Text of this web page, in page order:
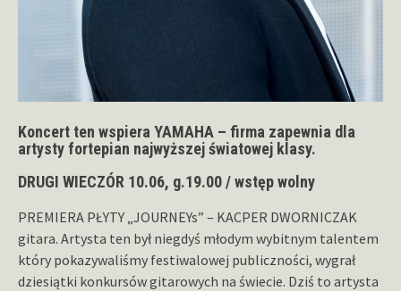
Koncert ten wspiera YAMAHA – firma zapewnia dla
artysty fortepian najwyższej światowej klasy.
DRUGI WIECZÓR 10.06, g.19.00 / wstęp wolny
PREMIERA PŁYTY „JOURNEYs” – KACPER DWORNICZAK
gitara. Artysta ten był niegdyś młodym wybitnym talentem
który pokazywaliśmy festiwalowej publiczności, wygrał
dziesiątki konkursów gitarowych na świecie. Dziś to artysta